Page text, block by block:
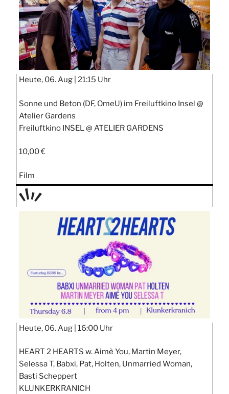
Heute, 06. Aug | 21:15 Uhr
Sonne und Beton (DF, OmeU) im Freiluftkino Insel @
Atelier Gardens
Freiluftkino INSEL @ ATELIER GARDENS
10,00 €
Film
TAGE
Heute, 06. Aug | 16:00 Uhr
HEART 2 HEARTS w. Aimè You, Martin Meyer,
Selessa T, Babxi, Pat, Holten, Unmarried Woman,
Basti Scheppert
KLUNKERKRANICH